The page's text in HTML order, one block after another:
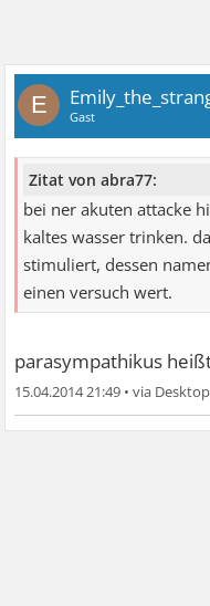
E Gast
Zitat von abra77:
bei ner akuten attacke
kaltes wasser trinken.
stimuliert, dessen
einen versuch wert.
parasympathikus
15.04.2014 21:49 •